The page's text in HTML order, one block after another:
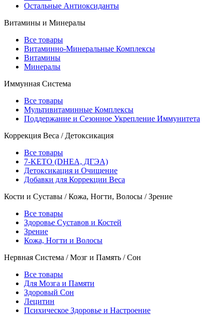
Остальные Антиоксиданты
Витамины и Минералы
Все товары
Витаминно-Минеральные Комплексы
Витамины
Минералы
Иммунная Система
Все товары
Мультивитаминные Комплексы
Поддержание и Сезонное Укрепление Иммунитета
Коррекция Веса / Детоксикация
Все товары
7-KETO (DHEA, ДГЭА)
Детоксикация и Очищение
Добавки для Коррекции Веса
Кости и Суставы / Кожа, Ногти, Волосы / Зрение
Все товары
Здоровье Суставов и Костей
Зрение
Кожа, Ногти и Волосы
Нервная Система / Мозг и Память / Сон
Все товары
Для Мозга и Памяти
Здоровый Сон
Лецитин
Психическое Здоровье и Настроение